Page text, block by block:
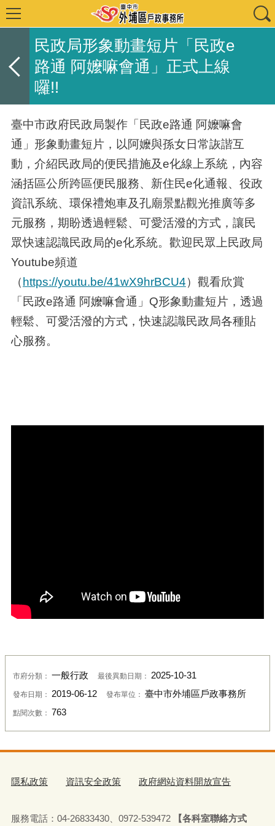
民政局形象動畫短片「民政e
路通 阿嬤嘛會通」正式上線
囉!!
臺中市政府民政局製作「民政e路通 阿嬤嘛會
通」形象動畫短片，以阿嬤與孫女日常詼諧互
動，介紹民政局的便民措施及e化線上系統，內容
涵括區公所跨區便民服務、新住民e化通報、役政
資訊系統、環保禮炮車及孔廟景點觀光推廣等多
元服務，期盼透過輕鬆、可愛活潑的方式，讓民
眾快速認識民政局的e化系統。歡迎民眾上民政局
Youtube頻道
（https://youtu.be/41wX9hrBCU4）觀看欣賞
「民政e路通 阿嬤嘛會通」Q形象動畫短片，透過
輕鬆、可愛活潑的方式，快速認識民政局各種貼
心服務。
市府分類： 一般行政 最後異動日期： 2025-10-31
發布日期： 2019-06-12 發布單位： 臺中市外埔區戶政事務所
點閱次數： 763
隱私政策 資訊安全政策 政府網站資料開放宣告
服務電話：04-26833430、0972-539472 【各科室聯絡方式